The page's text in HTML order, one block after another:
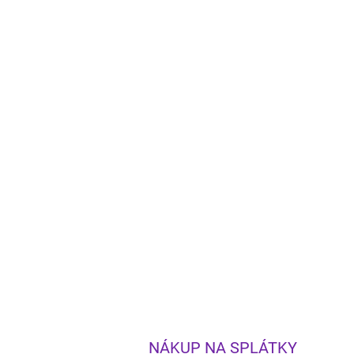
NÁKUP NA SPLÁTKY